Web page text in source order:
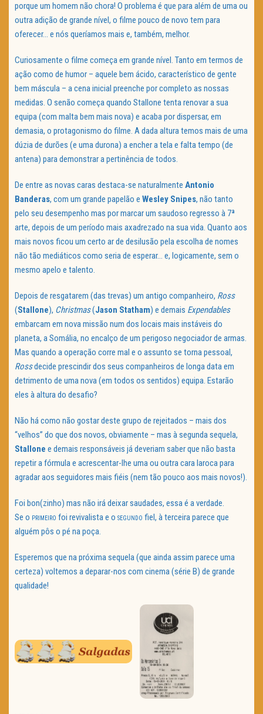
porque um homem não chora! O problema é que para além de uma ou
outra adição de grande nível, o filme pouco de novo tem para
oferecer… e nós queríamos mais e, também, melhor.
Curiosamente o filme começa em grande nível. Tanto em termos de
ação como de humor – aquele bem ácido, característico de gente
bem máscula – a cena inicial preenche por completo as nossas
medidas. O senão começa quando Stallone tenta renovar a sua
equipa (com malta bem mais nova) e acaba por dispersar, em
demasia, o protagonismo do filme. A dada altura temos mais de uma
dúzia de durões (e uma durona) a encher a tela e falta tempo (de
antena) para demonstrar a pertinência de todos.
De entre as novas caras destaca-se naturalmente Antonio
Banderas, com um grande papelão e Wesley Snipes, não tanto
pelo seu desempenho mas por marcar um saudoso regresso à 7ª
arte, depois de um período mais axadrezado na sua vida. Quanto aos
mais novos ficou um certo ar de desilusão pela escolha de nomes
não tão mediáticos como seria de esperar… e, logicamente, sem o
mesmo apelo e talento.
Depois de resgatarem (das trevas) um antigo companheiro, Ross
(Stallone), Christmas(Jason Statham) e demais Expendables
embarcam em nova missão num dos locais mais instáveis do
planeta, a Somália, no encalço de um perigoso negociador de armas.
Mas quando a operação corre mal e o assunto se torna pessoal,
Rossdecide prescindir dos seus companheiros de longa data em
detrimento de uma nova (em todos os sentidos) equipa. Estarão
eles à altura do desafio?
Não há como não gostar deste grupo de rejeitados – mais dos
“velhos” do que dos novos, obviamente – mas à segunda sequela,
Stallone e demais responsáveis já deveriam saber que não basta
repetir a fórmula e acrescentar-lhe uma ou outra cara laroca para
agradar aos seguidores mais fiéis (nem tão pouco aos mais novos!).
Foi bon(zinho) mas não irá deixar saudades, essa é a verdade.
Se o PRIMEIRO foi revivalista e o SEGUNDO fiel, à terceira parece que
alguém pôs o pé na poça.
Esperemos que na próxima sequela (que ainda assim parece uma
certeza) voltemos a deparar-nos com cinema (série B) de grande
qualidade!